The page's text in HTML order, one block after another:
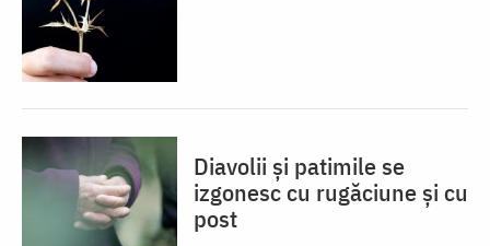
Diavolii și patimile se
izgonesc cu rugăciune și cu
post